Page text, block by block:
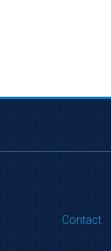
Contact